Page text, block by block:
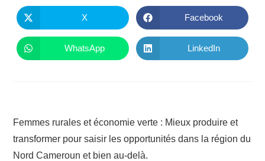
CONTENU
Ouvrir
dans
une
autre
fenêtre
X
Ouvrir
dans
une
autre
fenêtre
Facebook
Ouvrir
dans
WhatsApp
Ouvrir
dans
LinkedIn
articles
Femmes rurales et économie verte : Mieux produire et
transformer pour saisir les opportunités dans la région du
Nord Cameroun et bien au-delà.